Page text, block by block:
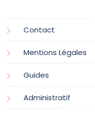
Contact
Mentions Légales
Guides
Administratif